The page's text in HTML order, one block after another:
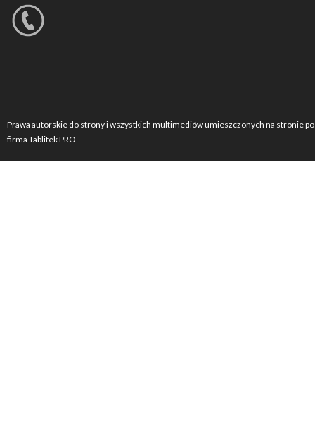
Prawa autorskie do strony i wszystkich multimediów umieszczonych na stronie
firma Tablitek PRO